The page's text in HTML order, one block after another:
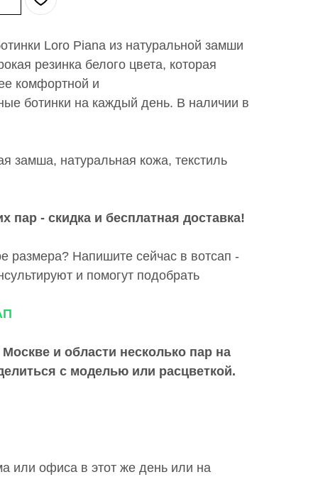
Loro Piana из натуральной замши
резинка белого цвета, которая
комфортной и
ботинки на каждый день. В наличии в
замша, натуральная кожа, текстиль
пар - скидка и бесплатная доставка!
размера? Напишите сейчас в вотсап -
и помогут подобрать
и области несколько пар на
с моделью или расцветкой.
или офиса в этот же день или на